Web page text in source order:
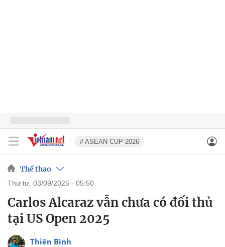
# ASEAN CUP 2026
Thể thao
thứ tư, 03/09/2025 - 05:50
Carlos Alcaraz vẫn chưa có đối thủ
tại US Open 2025
Thiên Bình